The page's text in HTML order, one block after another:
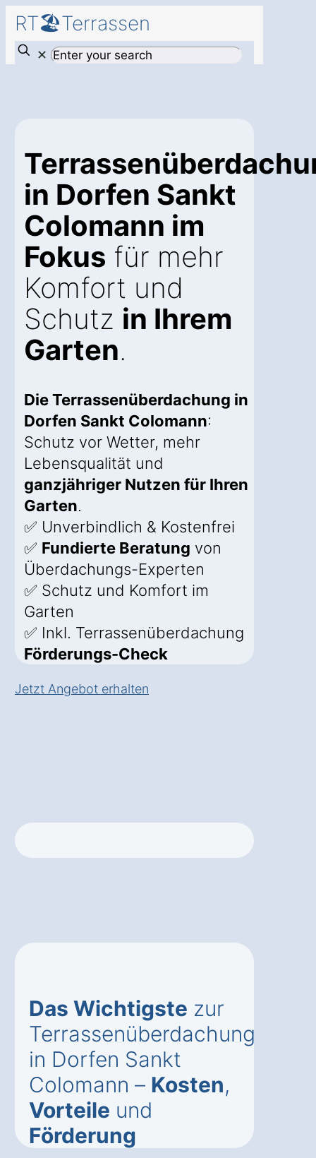
RT🏖️Terrassen
✕
in Dorfen Sankt
Colomann im
Fokus für mehr
Komfort und
Schutz in Ihrem
Garten.
Die Terrassenüberdachung in
Dorfen Sankt Colomann:
Schutz vor Wetter, mehr
Lebensqualität und
ganzjähriger Nutzen für Ihren
Garten.
✅ Unverbindlich & Kostenfrei
✅ Fundierte Beratung von
Überdachungs-Experten
✅ Schutz und Komfort im
Garten
✅ Inkl. Terrassenüberdachung
Förderungs-Check
Jetzt Angebot erhalten
Das Wichtigste zur
Terrassenüberdachung
in Dorfen Sankt
Colomann – Kosten,
Vorteile und
Förderung